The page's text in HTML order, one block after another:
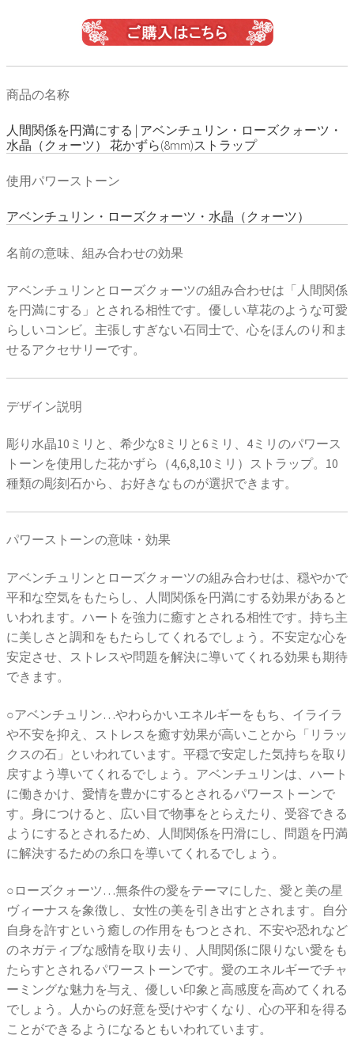
商品の名称
人間関係を円満にする | アベンチュリン・ローズクォーツ・
水晶（クォーツ） 花かずら(8mm)ストラップ
使用パワーストーン
アベンチュリン・ローズクォーツ・水晶（クォーツ）
名前の意味、組み合わせの効果
アベンチュリンとローズクォーツの組み合わせは「人間関係
を円満にする」とされる相性です。優しい草花のような可愛
らしいコンビ。主張しすぎない石同士で、心をほんのり和ま
せるアクセサリーです。
デザイン説明
彫り水晶10ミリと、希少な8ミリと6ミリ、4ミリのパワース
トーンを使用した花かずら（4,6,8,10ミリ）ストラップ。10
種類の彫刻石から、お好きなものが選択できます。
パワーストーンの意味・効果
アベンチュリンとローズクォーツの組み合わせは、穏やかで
平和な空気をもたらし、人間関係を円満にする効果があると
いわれます。ハートを強力に癒すとされる相性です。持ち主
に美しさと調和をもたらしてくれるでしょう。不安定な心を
安定させ、ストレスや問題を解決に導いてくれる効果も期待
できます。
○アベンチュリン…やわらかいエネルギーをもち、イライラ
や不安を抑え、ストレスを癒す効果が高いことから「リラッ
クスの石」といわれています。平穏で安定した気持ちを取り
戻すよう導いてくれるでしょう。アベンチュリンは、ハート
に働きかけ、愛情を豊かにするとされるパワーストーンで
す。身につけると、広い目で物事をとらえたり、受容できる
ようにするとされるため、人間関係を円滑にし、問題を円満
に解決するための糸口を導いてくれるでしょう。
○ローズクォーツ…無条件の愛をテーマにした、愛と美の星
ヴィーナスを象徴し、女性の美を引き出すとされます。自分
自身を許すという癒しの作用をもつとされ、不安や恐れなど
のネガティブな感情を取り去り、人間関係に限りない愛をも
たらすとされるパワーストーンです。愛のエネルギーでチャ
ーミングな魅力を与え、優しい印象と高感度を高めてくれる
でしょう。人からの好意を受けやすくなり、心の平和を得る
ことができるようになるともいわれています。